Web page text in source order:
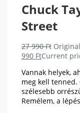
Chuck
Street
27 990Ft
990 FtCurrent
Vannak helyek,
meg kell tenned.
szélesebb
Remélem, a